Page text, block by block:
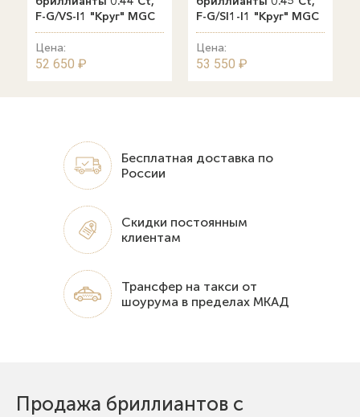
F-G/VS-I1 "Круг" MGC
Цена:
52 650 ₽
F-G/SI1-I1 "Круг" MGC
Цена:
53 550 ₽
Бесплатная доставка по
России
Скидки постоянным
клиентам
Трансфер на такси от
шоурума в пределах МКАД
Продажа бриллиантов с